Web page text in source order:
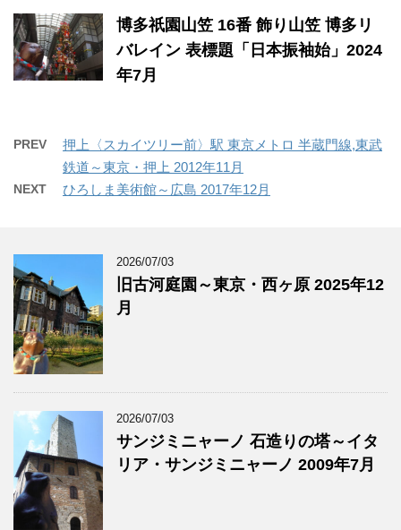
博多祇園山笠 16番 飾り山笠 博多リ
バレイン 表標題「日本振袖始」2024
年7月
PREV
押上〈スカイツリー前〉駅 東京メトロ 半蔵門線,東武
鉄道～東京・押上 2012年11月
NEXT ひろしま美術館～広島 2017年12月
2026/07/03
旧古河庭園～東京・西ヶ原 2025年12
月
2026/07/03
サンジミニャーノ 石造りの塔～イタ
リア・サンジミニャーノ 2009年7月